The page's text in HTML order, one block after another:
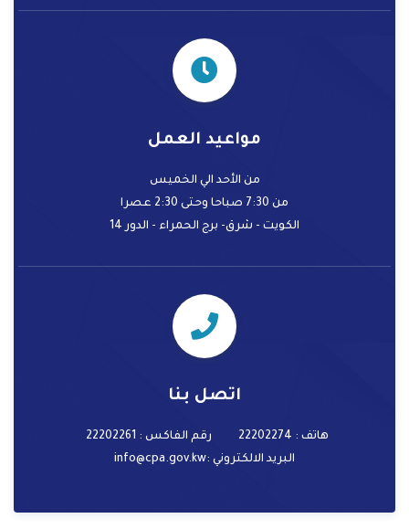
مواعيد العمل
من الأحد الي الخميس
من 7:30 صباحا وحتى 2:30 عصرا
الكويت - شرق- برج الحمراء - الدور 14
اتصل بنا
هاتف : 22202274
رقم الفاكس : 22202261
البريد الالكتروني :info@cpa.gov.kw